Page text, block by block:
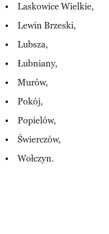
Laskowice Wielkie,
Lewin Brzeski,
Lubsza,
Łubniany,
Murów,
Pokój,
Popielów,
Świerczów,
Wołczyn.